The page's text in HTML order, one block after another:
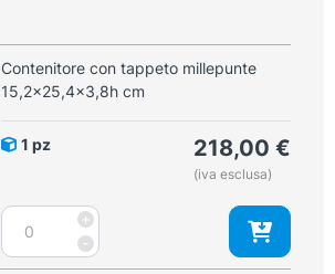
Contenitore con tappeto millepunte
15,2x25,4x3,8h cm
1 pz 218,00 €
(iva esclusa)
-
Contenitore
con
tappeto
+